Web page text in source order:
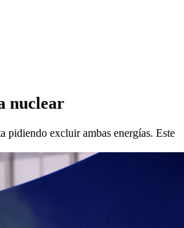
nuclear
pidiendo excluir ambas energías. Este